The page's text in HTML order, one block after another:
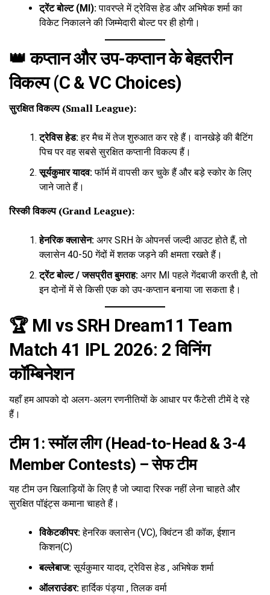
ट्रेंट बोल्ट (MI):पावरप्ले में ट्रेविस हेड और अभिषेक शर्मा का
विकेट निकालने की जिम्मेदारी बोल्ट पर ही होगी।
👑 कप्तान और उप-कप्तान के बेहतरीन
विकल्प (C & VC Choices)
सुरक्षित विकल्प (Small League):
ट्रेविस हेड:हर मैच में तेज शुरुआत कर रहे हैं। वानखेड़े की बैटिंग
पिच पर वह सबसे सुरक्षित कप्तानी विकल्प हैं।
सूर्यकुमार यादव:फॉर्म में वापसी कर चुके हैं और बड़े स्कोर के लिए
जाने जाते हैं।
रिस्की विकल्प (Grand League):
हेनरिक क्लासेन: अगर SRH के ओपनर्स जल्दी आउट होते हैं, तो
क्लासेन 40-50 गेंदों में शतक जड़ने की क्षमता रखते हैं।
ट्रेंट बोल्ट / जसप्रीत बुमराह: अगर MI पहले गेंदबाजी करती है, तो
इन दोनों में से किसी एक को उप-कप्तान बनाया जा सकता है।
🏆 MI vs SRH Dream11 Team
Match 41 IPL 2026: 2 विनिंग
कॉम्बिनेशन
यहाँ हम आपको दो अलग-अलग रणनीतियों के आधार पर फैंटेसी टीमें दे रहे
हैं।
टीम 1: स्मॉल लीग (Head-to-Head & 3-4
Member Contests) – सेफ टीम
यह टीम उन खिलाड़ियों के लिए है जो ज्यादा रिस्क नहीं लेना चाहते और
सुरक्षित पॉइंट्स कमाना चाहते हैं।
विकेटकीपर:हेनरिक क्लासेन (VC), क्विंटन डी कॉक, ईशान
किशन(C)
बल्लेबाज:सूर्यकुमार यादव, ट्रेविस हेड , अभिषेक शर्मा
ऑलराउंडर:हार्दिक पंड्या , तिलक वर्मा